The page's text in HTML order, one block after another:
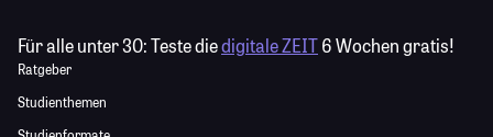
Für alle unter 30:Teste diedigitale ZEIT6 Wochen gratis!
Ratgeber
Studienthemen